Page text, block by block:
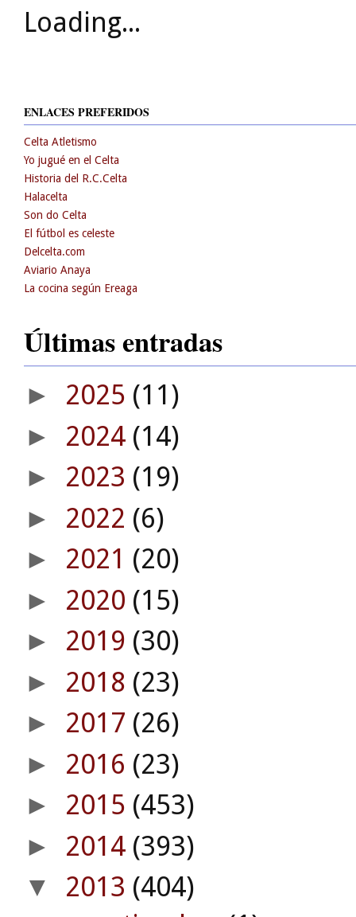
Loading...
ENLACES PREFERIDOS
Celta Atletismo
Yo jugué en el Celta
Historia del R.C.Celta
Halacelta
Son do Celta
El fútbol es celeste
Delcelta.com
Aviario Anaya
La cocina según Ereaga
Últimas entradas
► 2025 (11)
► 2024 (14)
► 2023 (19)
► 2022 (6)
► 2021 (20)
► 2020 (15)
► 2019 (30)
► 2018 (23)
► 2017 (26)
► 2016 (23)
► 2015 (453)
► 2014 (393)
▼ 2013 (404)